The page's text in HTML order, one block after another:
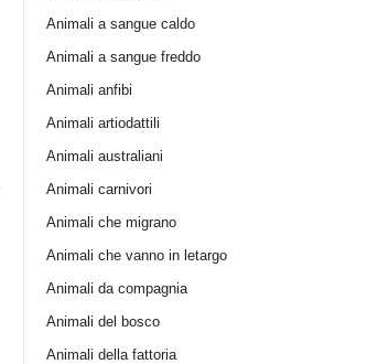
Animali a sangue caldo
Animali a sangue freddo
Animali anfibi
Animali artiodattili
Animali australiani
Animali carnivori
Animali che migrano
Animali che vanno in letargo
Animali da compagnia
Animali del bosco
Animali della fattoria